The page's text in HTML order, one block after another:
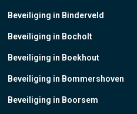
Beveiliging in Binderveld
Beveiliging in Bocholt
Beveiliging in Boekhout
Beveiliging in Bommershoven
Beveiliging in Boorsem